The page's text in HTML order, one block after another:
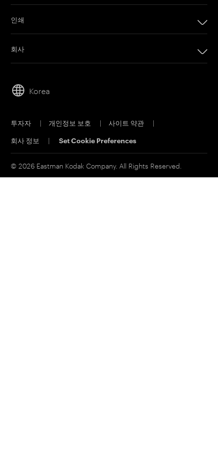
인쇄
디지털 인쇄 제품
오프셋 인쇄 제품
고객 포털
영업 문의
회사
리더십
지속 가능성
물질 안전 보건 자료
연락처
Korea
투자자 | 개인정보 보호 | 사이트 약관
|
회사 정보
| Set Cookie Preferences
© 2026 Eastman Kodak Company. All Rights Reserved.